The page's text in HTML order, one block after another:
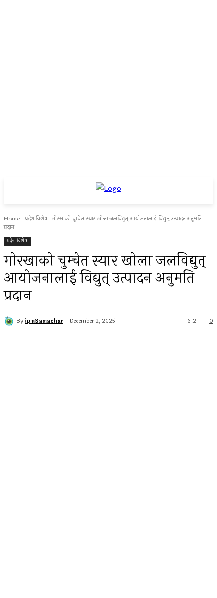
Home प्रदेश विशेष गोरखाको चुम्चेत स्यार खोला जलविद्युत् आयोजनालाई विद्युत् उत्पादन अनुमति
प्रदान
प्रदेश विशेष
गोरखाको चुम्चेत स्यार खोला जलविद्युत्
आयोजनालाई विद्युत् उत्पादन अनुमति
प्रदान
By ipmSamachar December 2, 2025 0
612